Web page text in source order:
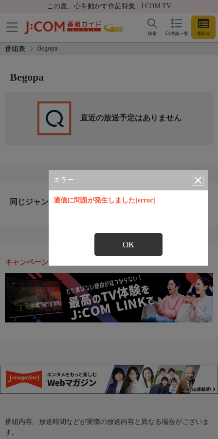
この夏、心を動かす作品特集 | J:COM TV
CS番組一覧 番組表
検索
番組表 Begopa
エラー
通信に問題が発生しました[error]
OK
Begopa
直近の放送予定はありません
同じジャンルのおすすめ番組
キャンペーン・お得な情報
番組内容、放送時間などが実際の放送内容と異なる場合がございま
す。